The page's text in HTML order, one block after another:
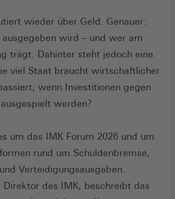
wieder über Geld. Genauer:
wird – und wer am
trägt. Dahinter steht jedoch eine
viel Staat braucht wirtschaftlicher
wenn Investitionen gegen
werden?
um das IMK Forum 2026 und um
rund um Schuldenbremse,
Verteidigungsausgaben.
Direktor des IMK, beschreibt das